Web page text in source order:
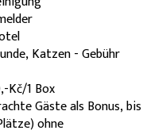
Katzen - Gebühr
Kč/1 Box
Gäste als Bonus, bis
ohne